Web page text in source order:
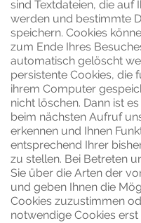
sind Textdateien, die
werden und bestimmte
speichern. Cookies
zum Ende Ihres
automatisch gelöscht
persistente Cookies, die
ihrem Computer
nicht löschen. Dann ist
beim nächsten Aufruf
erkennen und Ihnen
entsprechend Ihrer
zu stellen. Bei Betreten
Sie über die Arten der
und geben Ihnen die
Cookies zuzustimmen
notwendige Cookies